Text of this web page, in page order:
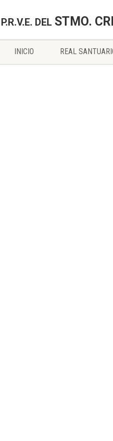
P.R.V.E. DEL STMO.
INICIO REAL